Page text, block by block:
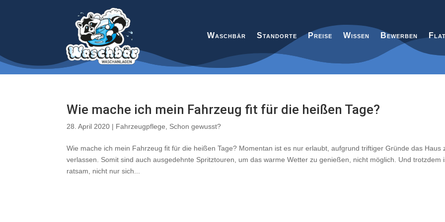
Waschbär Standorte Preise Wissen Bewerben
Wie mache ich mein Fahrzeug fit für die heißen Tage?
28. April 2020 | Fahrzeugpflege Schon gewusst?
Wie mache ich mein Fahrzeug fit für die heißen Tage? Momentan ist es nur erlaubt, aufgrund triftiger Gründe das Haus
verlassen. Somit sind auch ausgedehnte Spritztouren, um das warme Wetter zu genießen, nicht möglich. Und trotzdem
ratsam, nicht nur sich...